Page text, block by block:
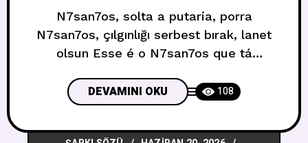
N7san7os, solta a putaria, porra
N7san7os, çılgınlığı serbest bırak, lanet
olsun Esse é o N7san7os que tá
gürültüye boğan N7san7os işte bu Sei
muito bem dessa mina Bu kızı çok iyi
tanıyorum A peça nóis já conhece Bu
DEVAMINI OKU 108